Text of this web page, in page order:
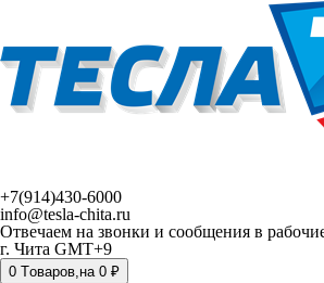
+7(914)430-6000
info@tesla-chita.ru
Отвечаем на звонки и сообщения в
г. Чита GMT+9
0 Tоваров,на 0 ₽